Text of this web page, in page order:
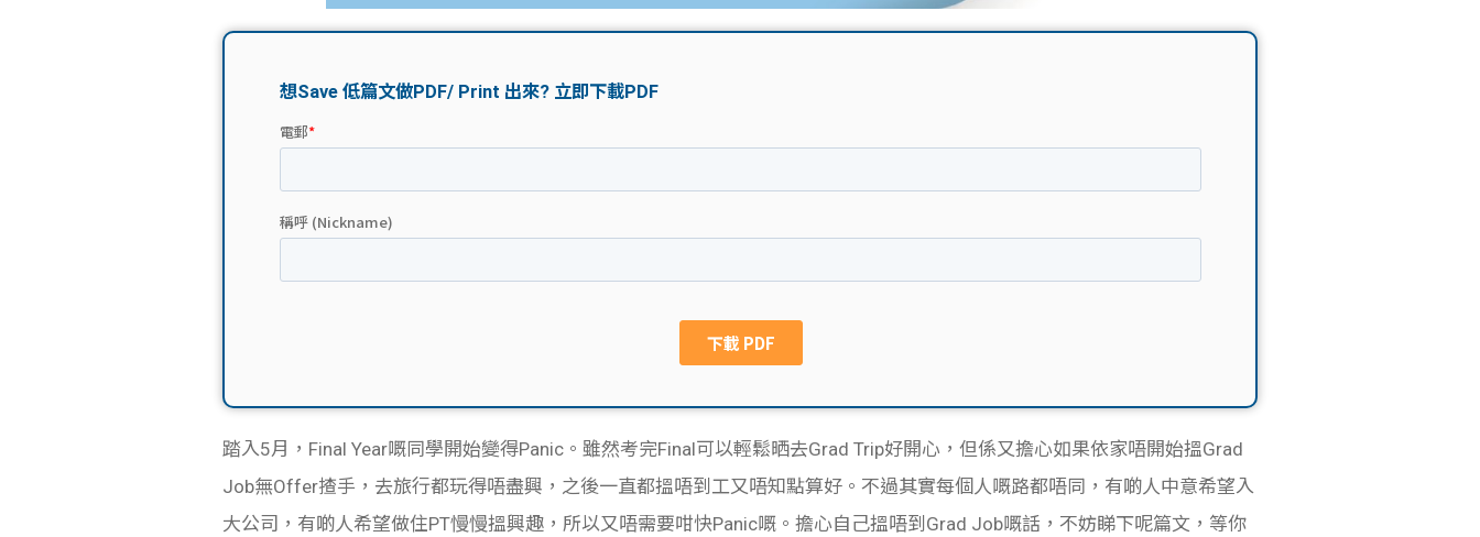
踏入5月，Final Year嘅同學開始變得Panic。雖然考完Final可以輕鬆晒去Grad Trip好開心，但係又擔心如果依家唔開始搵Grad
Job無Offer揸手，去旅行都玩得唔盡興，之後一直都搵唔到工又唔知點算好。不過其實每個人嘅路都唔同，有啲人中意希望入
大公司，有啲人希望做住PT慢慢搵興趣，所以又唔需要咁快Panic嘅。 擔心自己搵唔到Grad Job嘅話，不妨睇下呢篇文，等你